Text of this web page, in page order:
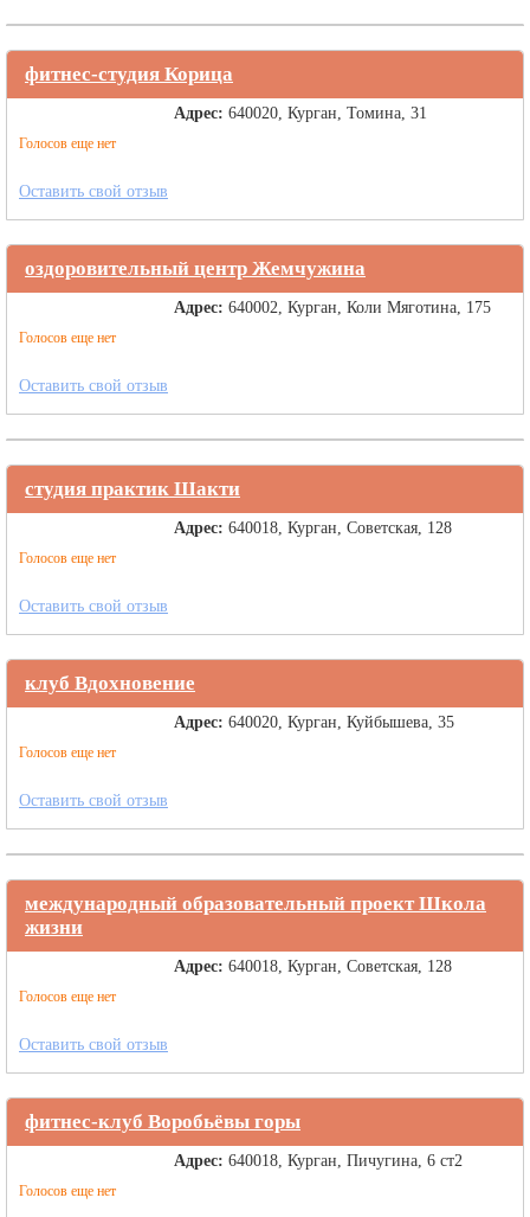
фитнес-студия Корица
Голосов еще нет
Адрес: 640020, Курган, Томина, 31
Оставить свой отзыв
оздоровительный центр Жемчужина
Голосов еще нет
Адрес: 640002, Курган, Коли Мяготина, 175
Оставить свой отзыв
студия практик Шакти
Голосов еще нет
Адрес: 640018, Курган, Советская, 128
Оставить свой отзыв
клуб Вдохновение
Голосов еще нет
Адрес: 640020, Курган, Куйбышева, 35
Оставить свой отзыв
международный образовательный проект Школа
жизни
Голосов еще нет
Адрес: 640018, Курган, Советская, 128
Оставить свой отзыв
фитнес-клуб Воробьёвы горы
Голосов еще нет
Адрес: 640018, Курган, Пичугина, 6 ст2